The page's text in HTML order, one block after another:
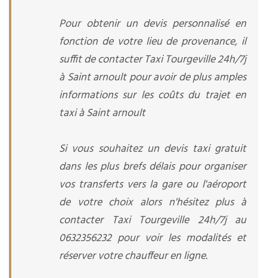
Pour obtenir un devis personnalisé en
fonction de votre lieu de provenance, il
suffit de contacter Taxi Tourgeville 24h/7j
à Saint arnoult pour avoir de plus amples
informations sur les coûts du trajet en
taxi à Saint arnoult
Si vous souhaitez un devis taxi gratuit
dans les plus brefs délais pour organiser
vos transferts vers la gare ou l'aéroport
de votre choix alors n'hésitez plus à
contacter Taxi Tourgeville 24h/7j au
0632356232 pour voir les modalités et
réserver votre chauffeur en ligne.